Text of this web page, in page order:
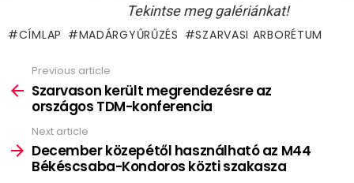
Tekintse meg galériánkat!
CÍMLAP MADÁRGYŰRŰZÉS SZARVASI ARBORÉTUM
more
Previous article
Szarvason került megrendezésre az
országos TDM-konferencia
Next article
December közepétől használható az M44
Békéscsaba-Kondoros közti szakasza